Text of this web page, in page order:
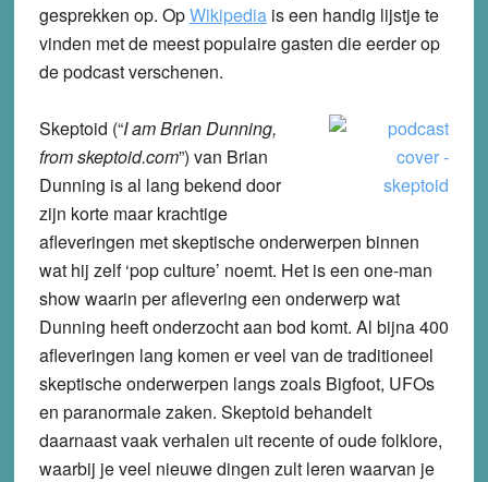
gesprekken op. OpWikipediais een handig lijstje te
vinden met de meest populaire gasten die eerder op
de podcast verschenen.
Skeptoid (“I am Brian Dunning,
from skeptoid.com”) van Brian
Dunning is al lang bekend door
zijn korte maar krachtige
afleveringen met skeptische onderwerpen binnen
wat hij zelf ‘pop culture’ noemt. Het is een one-man
show waarin per aflevering een onderwerp wat
Dunning heeft onderzocht aan bod komt. Al bijna 400
afleveringen lang komen er veel van de traditioneel
skeptische onderwerpen langs zoals Bigfoot, UFOs
en paranormale zaken. Skeptoid behandelt
daarnaast vaak verhalen uit recente of oude folklore,
waarbij je veel nieuwe dingen zult leren waarvan je